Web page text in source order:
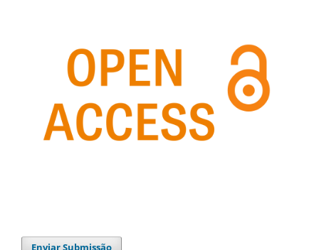
Enviar Submissão